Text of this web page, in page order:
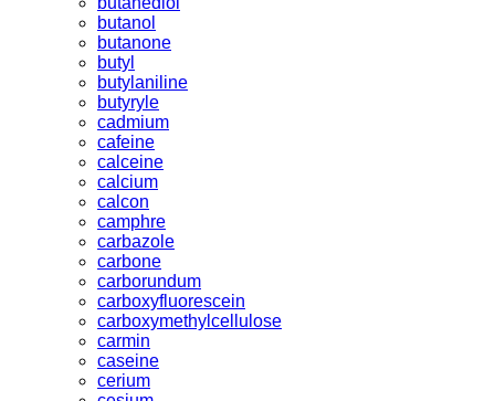
butanol
butanone
butyl
butylaniline
butyryle
cadmium
cafeine
calceine
calcium
calcon
camphre
carbazole
carbone
carborundum
carboxyfluorescein
carboxymethylcellulose
carmin
caseine
cerium